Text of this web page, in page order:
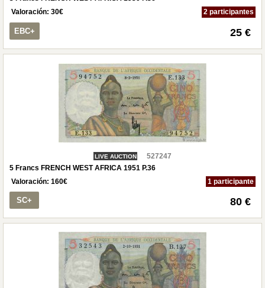
Valoración: 30€ 2 participantes
EBC+ 25 €
LIVE AUCTION
527247
5 Francs FRENCH WEST AFRICA 1951 P.36
Valoración: 160€ 1 participante
SC+ 80 €